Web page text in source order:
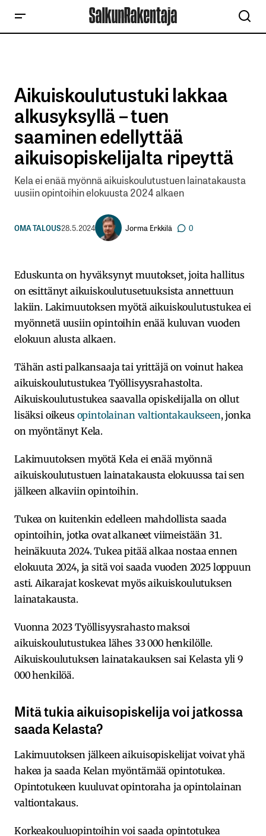
Aikuiskoulutustuki lakkaa
alkusyksyllä – tuen
saaminen edellyttää
aikuisopiskelijalta ripeyttä
Kela ei enää myönnä aikuiskoulutustuen lainatakausta
uusiin opintoihin elokuusta 2024 alkaen
OMA TALOUS28.5.2024 Jorma Erkkilä 0
Eduskunta on hyväksynyt muutokset, joita hallitus
on esittänyt aikuiskoulutusetuuksista annettuun
lakiin. Lakimuutoksen myötä aikuiskoulutustukea ei
myönnetä uusiin opintoihin enää kuluvan vuoden
elokuun alusta alkaen.
Tähän asti palkansaaja tai yrittäjä on voinut hakea
aikuiskoulutustukea Työllisyysrahastolta.
Aikuiskoulutustukea saavalla opiskelijalla on ollut
lisäksi oikeus opintolainan valtiontakaukseen, jonka
on myöntänyt Kela.
Lakimuutoksen myötä Kela ei enää myönnä
aikuiskoulutustuen lainatakausta elokuussa tai sen
jälkeen alkaviin opintoihin.
Tukea on kuitenkin edelleen mahdollista saada
opintoihin, jotka ovat alkaneet viimeistään 31.
heinäkuuta 2024. Tukea pitää alkaa nostaa ennen
elokuuta 2024, ja sitä voi saada vuoden 2025 loppuun
asti. Aikarajat koskevat myös aikuiskoulutuksen
lainatakausta.
Vuonna 2023 Työllisyysrahasto maksoi
aikuiskoulutustukea lähes 33 000 henkilölle.
Aikuiskoulutuksen lainatakauksen sai Kelasta yli 9
000 henkilöä.
Mitä tukia aikuisopiskelija voi jatkossa
saada Kelasta?
Lakimuutoksen jälkeen aikuisopiskelijat voivat yhä
hakea ja saada Kelan myöntämää opintotukea.
Opintotukeen kuuluvat opintoraha ja opintolainan
valtiontakaus.
Korkeakouluopintoihin voi saada opintotukea